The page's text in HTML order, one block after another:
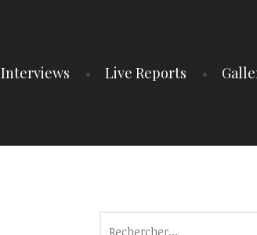
Interviews Live Reports